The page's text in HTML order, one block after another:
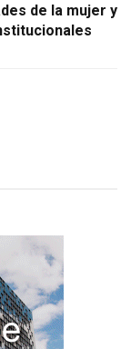
de la mujer y